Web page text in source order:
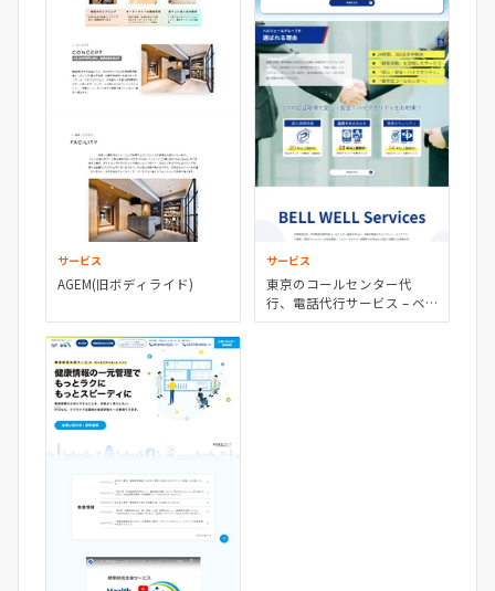
サービス
AGEM(旧ボディライド)
サービス
東京のコールセンター代
行、電話代行サービス – ベ
ルウェールグループ